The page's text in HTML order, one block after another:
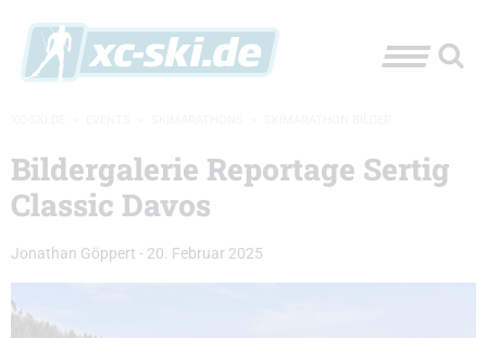
Bildergalerie Reportage Sertig
Classic Davos
Jonathan Göppert - 20. Februar 2025